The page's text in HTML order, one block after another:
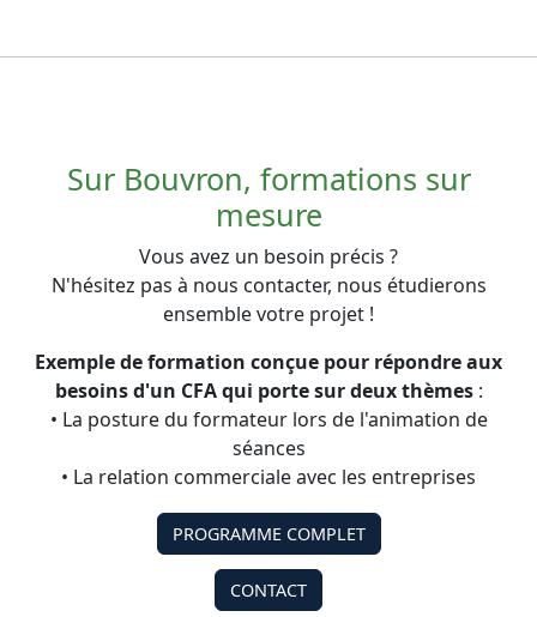
Sur Bouvron, formations sur
mesure
Vous avez un besoin précis ?
N'hésitez pas à nous contacter, nous étudierons
ensemble votre projet !
Exemple de formation conçue pour répondre aux
besoins d'un CFA qui porte sur deux thèmes:
• La posture du formateur lors de l'animation de
séances
• La relation commerciale avec les entreprises
PROGRAMME COMPLET
CONTACT